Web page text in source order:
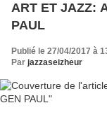
ART ET JAZZ:
PAUL
Publié le 27/04/2017 à
Par jazzaseizheur